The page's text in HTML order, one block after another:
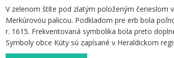
V zelenom štíte pod zlatým položeným čerieslom
Merkúrovou palicou. Podkladom pre erb bola
r. 1615. Frekventovaná symbolika bola preto
Symboly obce Kúty sú zapísané v Heraldickom